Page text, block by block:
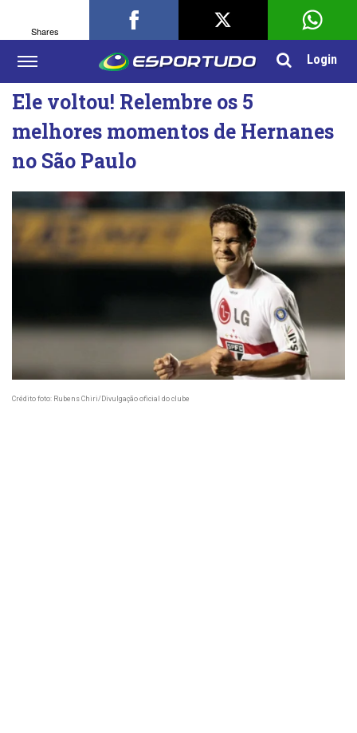
Login
Ele voltou! Relembre os 5
melhores momentos de Hernanes
no São Paulo
Crédito foto: Rubens Chiri/Divulgação oficial do clube
Shares